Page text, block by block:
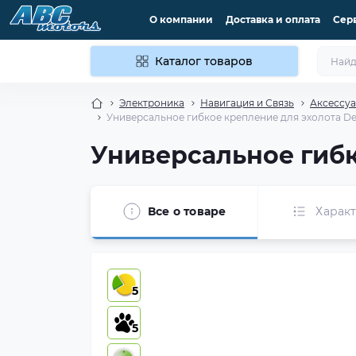
О компании Доставка и оплата
Каталог товаров
Электроника Навигация и Связь
Универсальное гибкое крепление для эхолота
Универсальное
Все о товаре
5
5